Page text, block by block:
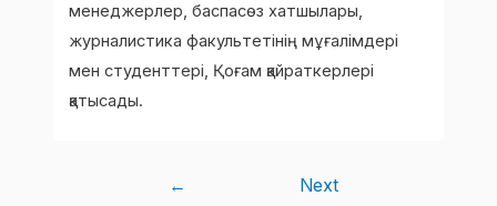
менеджерлер, баспасөз хатшылары,
журналистика факультетінің мұғалімдері
мен студенттері, Қоғам қайраткерлері
қатысады.
←
Next